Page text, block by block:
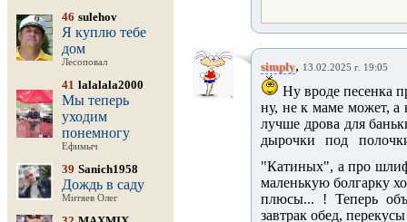
46 sulehov
Я куплю тебе
дом
Лесоповал
41 lalalala2000
Мы теперь
уходим
понемногу
Ефимыч
39 Sanich1958
Дождь в саду
Митяев Олег
simply, 13.02.2025 г. 19:05
Ну вроде песенка
ну, не к маме может, а
лучше дрова для
дырочки под
"Катиных", а про
маленькую болгарку
плюсы... ! Теперь
завтрак обед,